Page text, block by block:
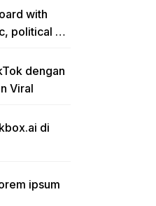
with
political or
dengan
Viral
di
ipsum